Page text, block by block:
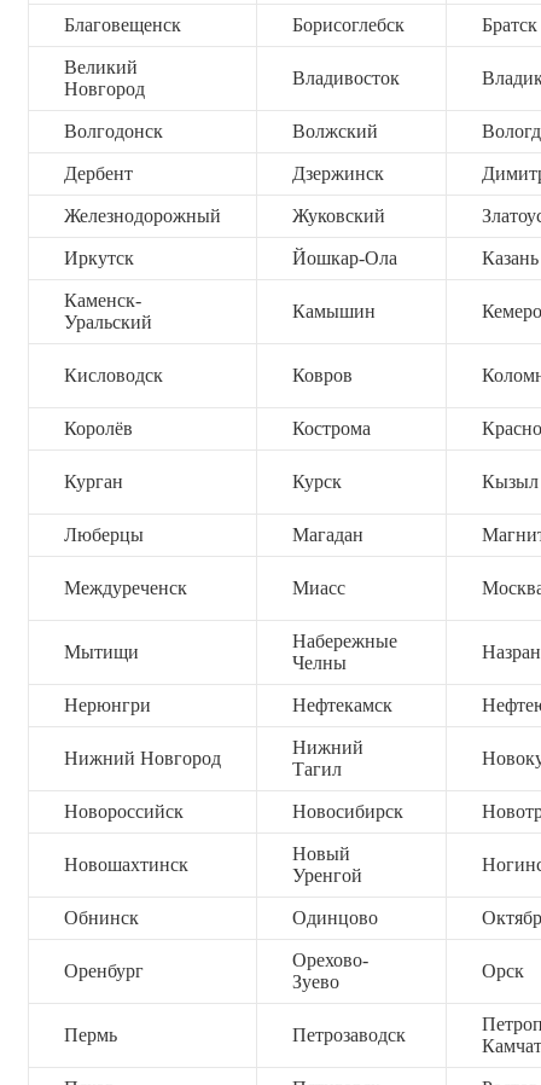
Благовещенск Борисоглебск Братск
Великий
Новгород
Владивосток
Волгодонск Волжский
Дербент Дзержинск
Железнодорожный Жуковский
Иркутск Йошкар-Ола Казань
Каменск-
Уральский
Камышин
Кисловодск Ковров
Королёв Кострома
Курган Курск Кызыл
Люберцы Магадан
Междуреченск Миасс
Мытищи
Набережные
Челны
Нерюнгри Нефтекамск
Нижний Новгород
Нижний
Тагил
Новороссийск Новосибирск
Новошахтинск
Новый
Уренгой
Обнинск Одинцово
Оренбург
Орехово-
Зуево
Орск
Пермь Петрозаводск